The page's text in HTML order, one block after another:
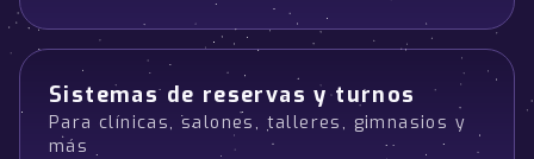
Sistemas de reservas y turnos
Para clínicas, salones, talleres, gimnasios y
más